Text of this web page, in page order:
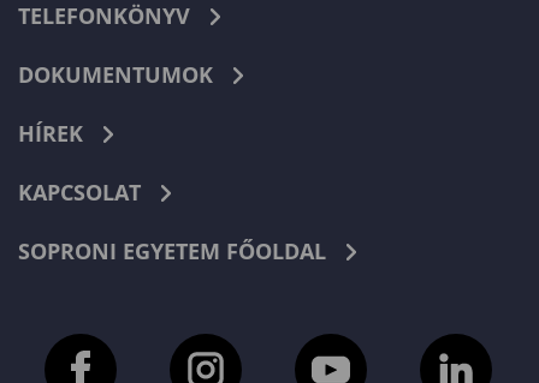
TELEFONKÖNYV
DOKUMENTUMOK
HÍREK
KAPCSOLAT
SOPRONI EGYETEM FŐOLDAL